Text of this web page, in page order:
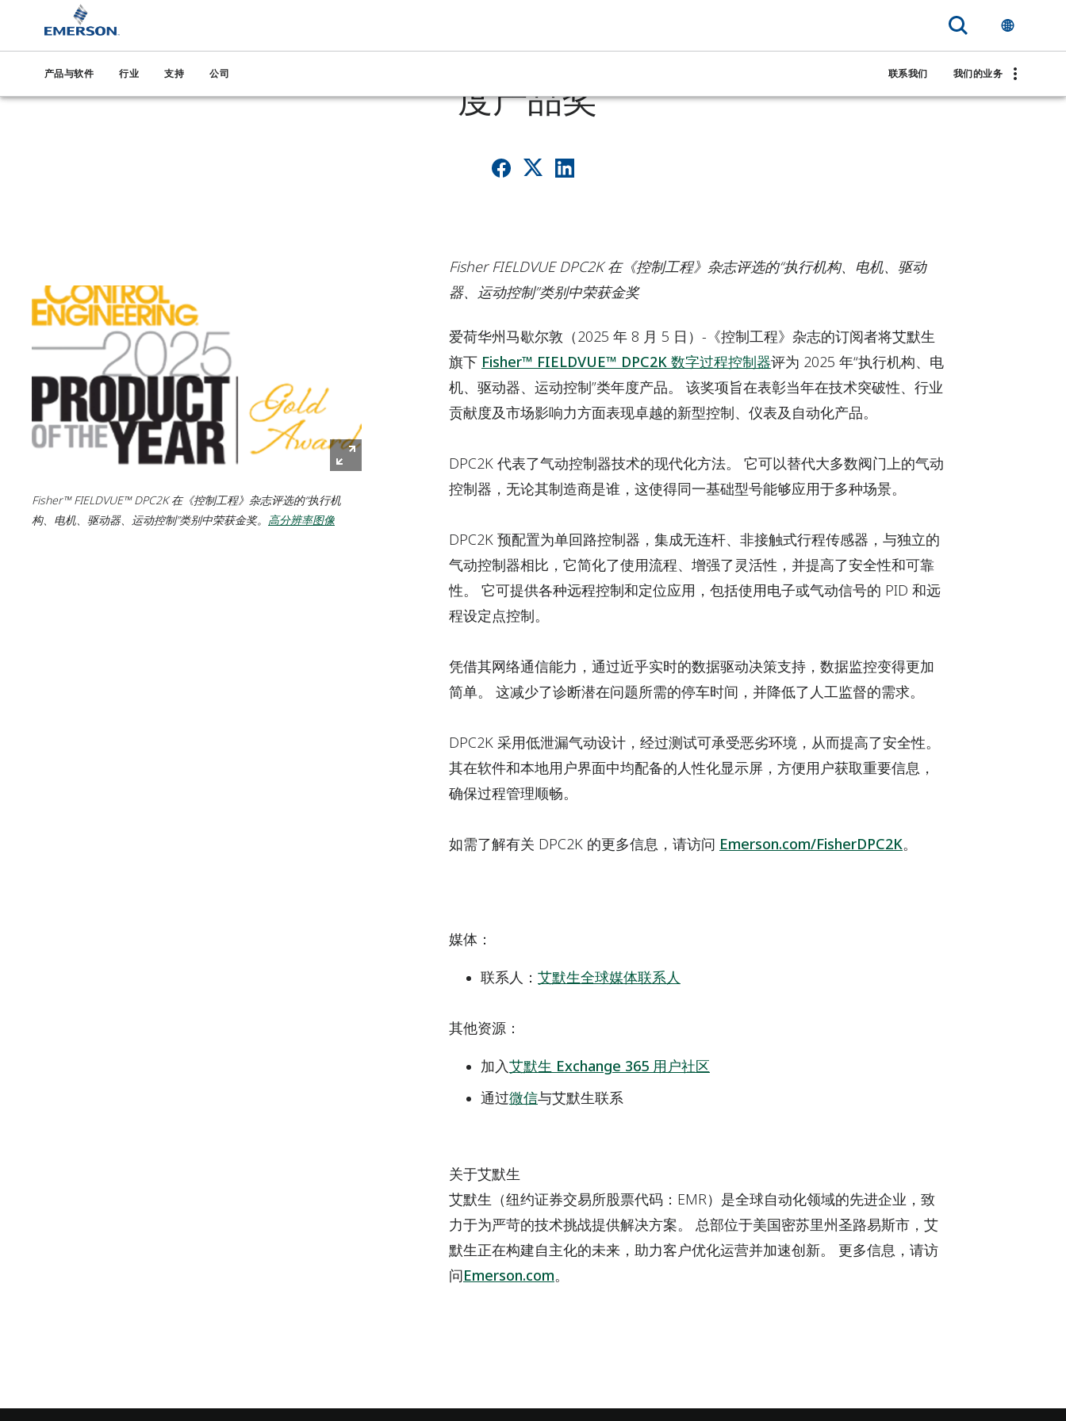
产品与软件 行业 支持 公司 联系我们 我们的业务
艾默生的数字过程控制器荣获“2025 年
度产品奖”
Fisher™ FIELDVUE™ DPC2K 在《控制工程》杂志评选的“执行机
构、电机、驱动器、运动控制”类别中荣获金奖。 高分辨率图像
Fisher FIELDVUE DPC2K 在《控制工程》杂志评选的“执行机构、电机、驱动
器、运动控制”类别中荣获金奖
爱荷华州马歇尔敦 （2025 年 8 月 5 日）-《控制工程》杂志的订阅者将艾默生
旗下 Fisher™ FIELDVUE™ DPC2K 数字过程控制器评为 2025 年“执行机构、电
机、驱动器、运动控制”类年度产品。 该奖项旨在表彰当年在技术突破性、行业
贡献度及市场影响力方面表现卓越的新型控制、仪表及自动化产品。
DPC2K 代表了气动控制器技术的现代化方法。 它可以替代大多数阀门上的气动
控制器，无论其制造商是谁，这使得同一基础型号能够应用于多种场景。
DPC2K 预配置为单回路控制器，集成无连杆、非接触式行程传感器，与独立的
气动控制器相比，它简化了使用流程、增强了灵活性，并提高了安全性和可靠
性。 它可提供各种远程控制和定位应用，包括使用电子或气动信号的 PID 和远
程设定点控制。
凭借其网络通信能力，通过近乎实时的数据驱动决策支持，数据监控变得更加
简单。 这减少了诊断潜在问题所需的停车时间，并降低了人工监督的需求。
DPC2K 采用低泄漏气动设计，经过测试可承受恶劣环境，从而提高了安全性。
其在软件和本地用户界面中均配备的人性化显示屏，方便用户获取重要信息，
确保过程管理顺畅。
如需了解有关 DPC2K 的更多信息，请访问 Emerson.com/FisherDPC2K。
媒体 ：
联系人： 艾默生全球媒体联系人
其他资源：
加入艾默生 Exchange 365 用户社区
通过微信与艾默生联系
关于艾默生
艾默生（纽约证券交易所股票代码：EMR）是全球自动化领域的先进企业，致
力于为严苛的技术挑战提供解决方案。 总部位于美国密苏里州圣路易斯市，艾
默生正在构建自主化的未来，助力客户优化运营并加速创新。 更多信息，请访
问Emerson.com。